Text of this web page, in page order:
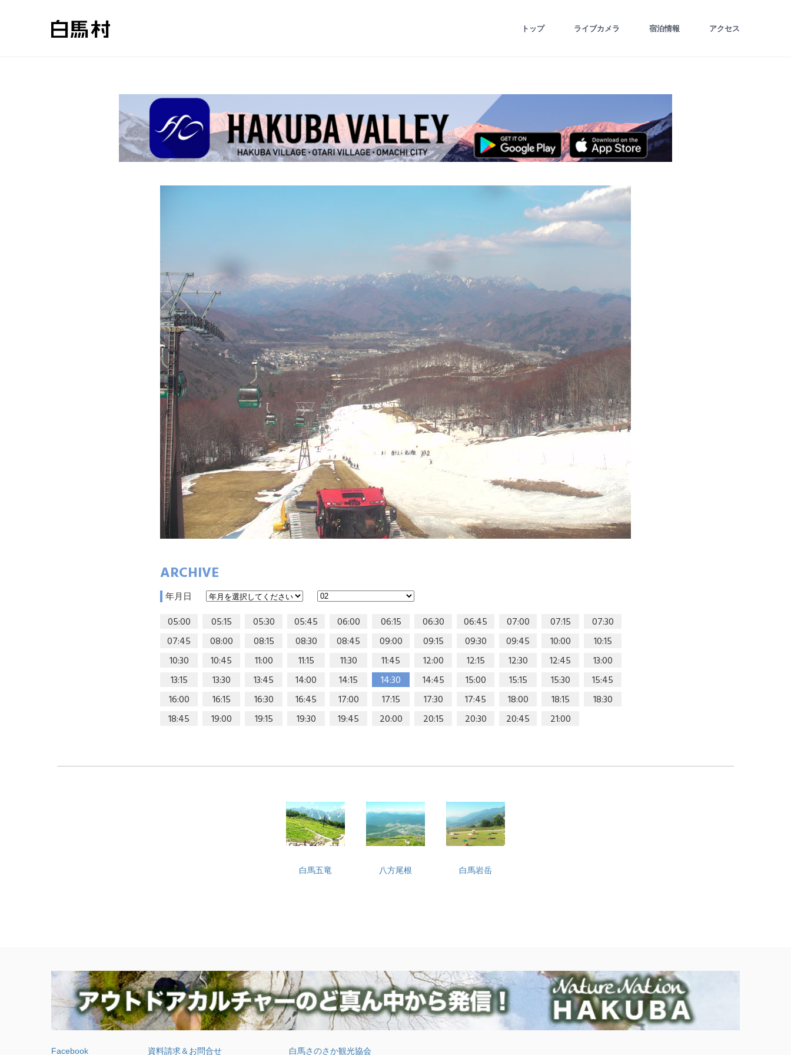
トップ ライブカメラ 宿泊情報 アクセス
ARCHIVE
年月日
05:00 05:15 05:30 05:45 06:00 06:15 06:30 06:45 07:00 07:15
07:30
07:45
08:00 08:15 08:30 08:45 09:00 09:15 09:30 09:45 10:00
10:15
10:30
10:45 11:00 11:15 11:30 11:45 12:00 12:15 12:30 12:45
13:00
13:15
13:30 13:45 14:00 14:15 14:30 14:45 15:00 15:15 15:30
15:45
16:00
16:15 16:30 16:45 17:00 17:15 17:30 17:45 18:00 18:15
18:30
18:45
19:00 19:15 19:30 19:45 20:00 20:15 20:30 20:45 21:00
白馬五竜 八方尾根 白馬岩岳